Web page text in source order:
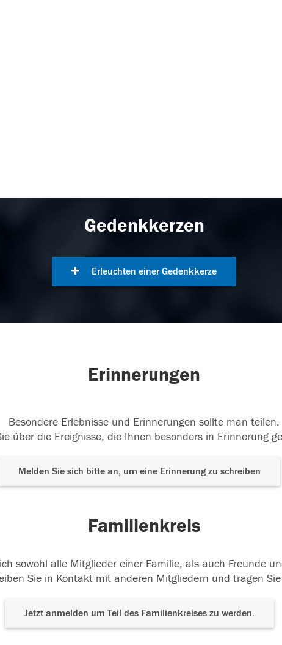
Gedenkkerzen
Erleuchten einer Gedenkkerze
Erinnerungen
Besondere Erlebnisse und Erinnerungen sollte man teilen.
über die Ereignisse, die Ihnen besonders in Erinnerung
Melden Sie sich bitte an, um eine Erinnerung zu schreiben
Familienkreis
sowohl alle Mitglieder einer Familie, als auch Freunde
Sie in Kontakt mit anderen Mitgliedern und tragen
Jetzt anmelden um Teil des Familienkreises zu werden.